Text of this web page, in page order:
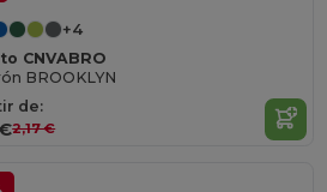
+4
CNVABRO
BROOKLYN
de:
2,17 €